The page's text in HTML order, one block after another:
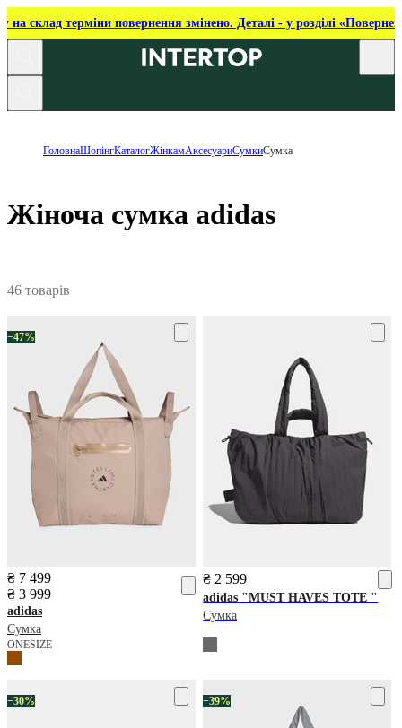
на склад терміни повернення змінено. Деталі - у розділі
ГоловнаШопінгКаталогЖінкамАксесуариСумкиСумка
Жіноча сумка adidas
46 товарів
−47%
₴ 7 499
₴ 3 999
adidas
Сумка
ONESIZE
₴ 2 599
adidas "MUST HAVES TOTE "
Сумка
−30% −39%